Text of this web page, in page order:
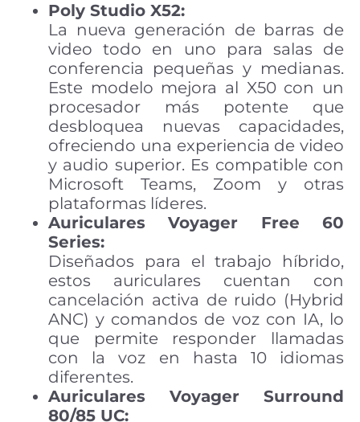
Poly Studio X52:
La nueva generación de barras de
video todo en uno para salas de
conferencia pequeñas y medianas.
Este modelo mejora al X50 con un
procesador más potente que
desbloquea nuevas capacidades,
ofreciendo una experiencia de video
y audio superior. Es compatible con
Microsoft Teams, Zoom y otras
plataformas líderes.
Auriculares Voyager Free 60
Series:
Diseñados para el trabajo híbrido,
estos auriculares cuentan con
cancelación activa de ruido (Hybrid
ANC) y comandos de voz con IA, lo
que permite responder llamadas
con la voz en hasta 10 idiomas
diferentes.
Auriculares Voyager Surround
80/85 UC: